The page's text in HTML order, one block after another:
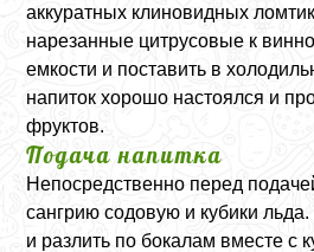
аккуратных клиновидных
нарезанные цитрусовые к
емкости и поставить в
напиток хорошо настоялся и
фруктов.
Подача напитка
Непосредственно перед
сангрию содовую и кубики
и разлить по бокалам вместе с